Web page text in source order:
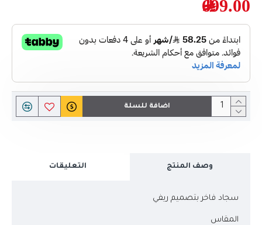
699.00﷼
اضافة للسلة
وصف المنتج التعليقات
سجاد فاخر بتصميم ريفي
المقاس